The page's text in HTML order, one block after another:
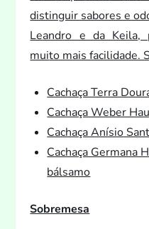
distinguir sabores e
Leandro e da Keila,
muito mais facilidade.
Cachaça Terra
Cachaça Weber
Cachaça Anísio
Cachaça Germana
bálsamo
Sobremesa